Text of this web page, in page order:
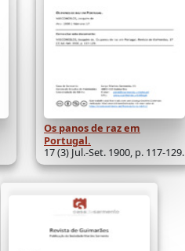
Os panos de raz em
Portugal.
17 (3) Jul.-Set. 1900, p. 117-129.